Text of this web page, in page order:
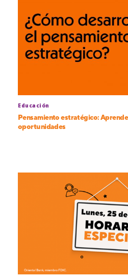
Educación
Pensamiento estratégico:
oportunidades